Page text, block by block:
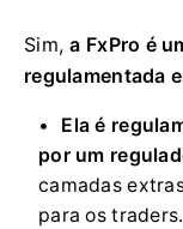
Sim,a FxPro é
regulamentada
Ela é
por um
camadas
para os traders.